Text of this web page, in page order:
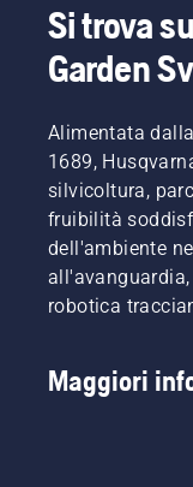
Si trova
Garden
Alimentata
1689,
silvicoltura,
fruibilità
dell'ambiente
robotica
Maggiori